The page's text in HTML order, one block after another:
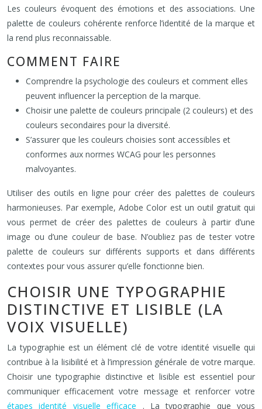
Les couleurs évoquent des émotions et des associations. Une
palette de couleurs cohérente renforce l’identité de la marque et
la rend plus reconnaissable.
COMMENT FAIRE
Comprendre la psychologie des couleurs et comment elles
peuvent influencer la perception de la marque.
Choisir une palette de couleurs principale (2 couleurs) et des
couleurs secondaires pour la diversité.
S’assurer que les couleurs choisies sont accessibles et
conformes aux normes WCAG pour les personnes
malvoyantes.
Utiliser des outils en ligne pour créer des palettes de couleurs
harmonieuses. Par exemple, Adobe Color est un outil gratuit qui
vous permet de créer des palettes de couleurs à partir d’une
image ou d’une couleur de base. N’oubliez pas de tester votre
palette de couleurs sur différents supports et dans différents
contextes pour vous assurer qu’elle fonctionne bien.
CHOISIR UNE TYPOGRAPHIE
DISTINCTIVE ET LISIBLE (LA
VOIX VISUELLE)
La typographie est un élément clé de votre identité visuelle qui
contribue à la lisibilité et à l’impression générale de votre marque.
Choisir une typographie distinctive et lisible est essentiel pour
communiquer efficacement votre message et renforcer votre
étapes identité visuelle efficace . La typographie que vous